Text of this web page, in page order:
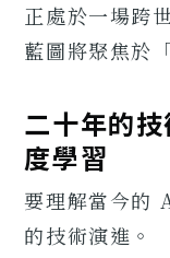
正處於一場跨
藍圖將聚焦於
二十年的
度學習
要理解當今的
的技術演進。